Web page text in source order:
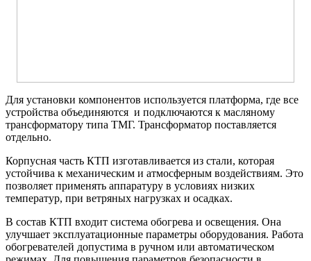
Для установки компонентов используется платформа, где все
устройства объединяются и подключаются к масляному
трансформатору типа ТМГ. Трансформатор поставляется
отдельно.
Корпусная часть КТП изготавливается из стали, которая
устойчива к механическим и атмосферным воздействиям. Это
позволяет применять аппаратуру в условиях низких
температур, при ветряных нагрузках и осадках.
В состав КТП входит система обогрева и освещения. Она
улучшает эксплуатационные параметры оборудования. Работа
обогревателей допустима в ручном или автоматическом